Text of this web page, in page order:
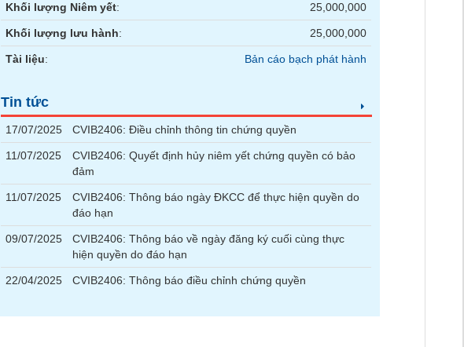
Khối lượng Niêm yết: 25,000,000
Khối lượng lưu hành: 25,000,000
Tài liệu: Bản cáo bạch phát hành
Tin tức
17/07/2025 CVIB2406: Điều chỉnh thông tin chứng quyền
11/07/2025
CVIB2406: Quyết định hủy niêm yết chứng quyền có bảo
đảm
11/07/2025
CVIB2406: Thông báo ngày ĐKCC để thực hiện quyền do
đáo hạn
09/07/2025
CVIB2406: Thông báo về ngày đăng ký cuối cùng thực
hiện quyền do đáo hạn
22/04/2025 CVIB2406: Thông báo điều chỉnh chứng quyền